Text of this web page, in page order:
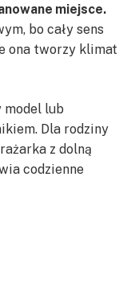
miejsce.
bo cały sens
ona tworzy klimat
model lub
Dla rodziny
z dolną
codzienne